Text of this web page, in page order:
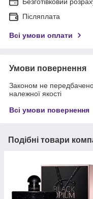
Післяплата
Всі умови оплати
Умови повернення
Законом не
належної якості
Всі умови повернення
Подібні товари